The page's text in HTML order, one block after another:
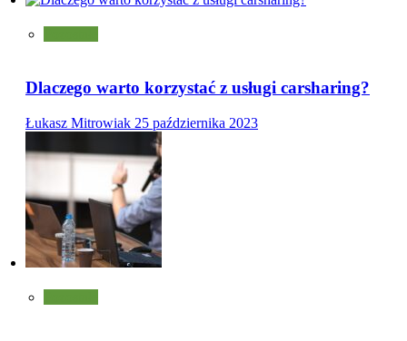
Dlaczego warto korzystać z usługi carsharing?
Łukasz Mitrowiak 25 października 2023